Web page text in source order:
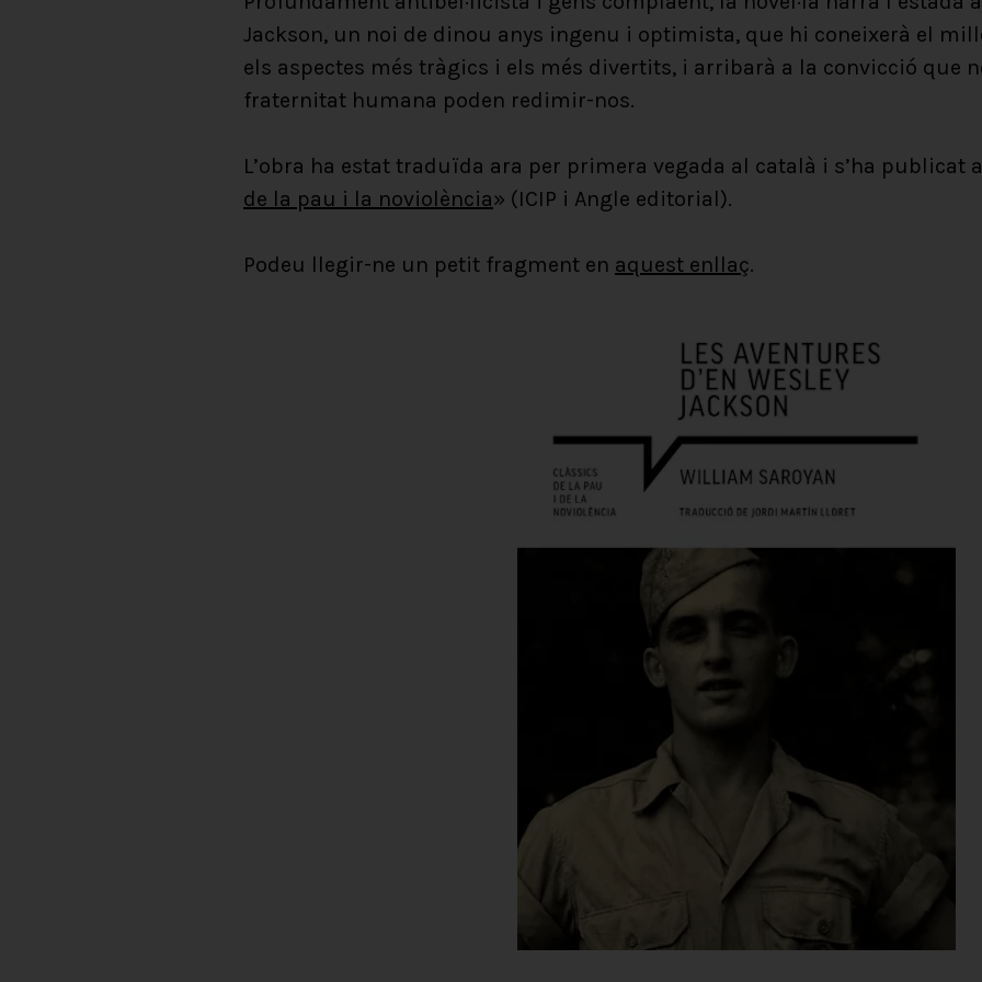
Jackson, un noi de dinou anys ingenu i optimista, que hi coneixerà el
els aspectes més tràgics i els més divertits, i arribarà a la convicció que
fraternitat humana poden redimir-nos.
L’obra ha estat traduïda ara per primera vegada al català i s’ha publicat
de la pau i la noviolència» (ICIP i Angle editorial).
Podeu llegir-ne un petit fragment en aquest enllaç.